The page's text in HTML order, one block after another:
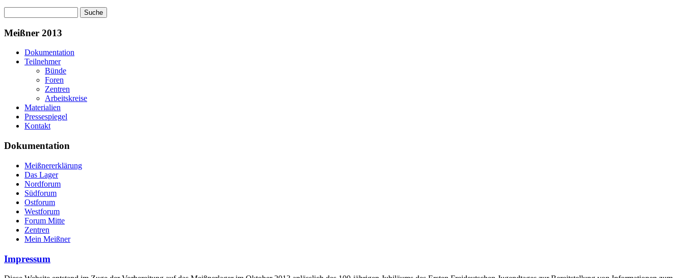
Meißner 2013
Dokumentation
Teilnehmer
Bünde
Foren
Zentren
Arbeitskreise
Materialien
Pressespiegel
Kontakt
Dokumentation
Meißnererklärung
Das Lager
Nordforum
Südforum
Ostforum
Westforum
Forum Mitte
Zentren
Mein Meißner
Impressum